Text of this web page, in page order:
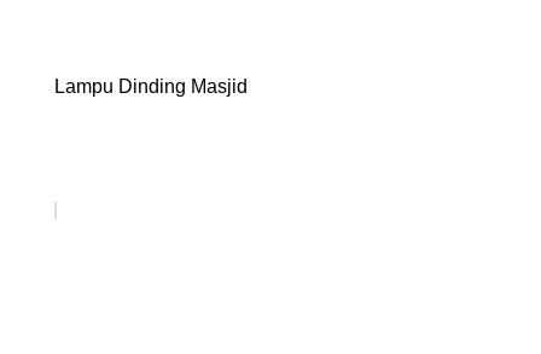
Lampu Dinding Masjid